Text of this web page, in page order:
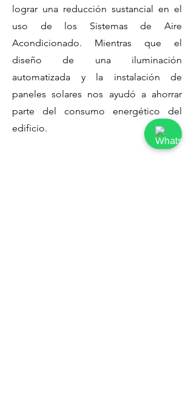
lograr una reducción sustancial en el
uso de los Sistemas de Aire
Acondicionado. Mientras que el
diseño de una iluminación
automatizada y la instalación de
paneles solares nos ayudó a ahorrar
parte del consumo energético del
edificio.